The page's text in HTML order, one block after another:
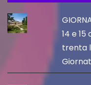
14 e
trenta